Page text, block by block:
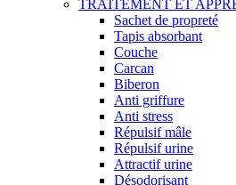
TRAITEMENT ET
Sachet de propreté
Tapis absorbant
Couche
Carcan
Biberon
Anti griffure
Anti stress
Répulsif mâle
Répulsif urine
Attractif urine
Désodorisant